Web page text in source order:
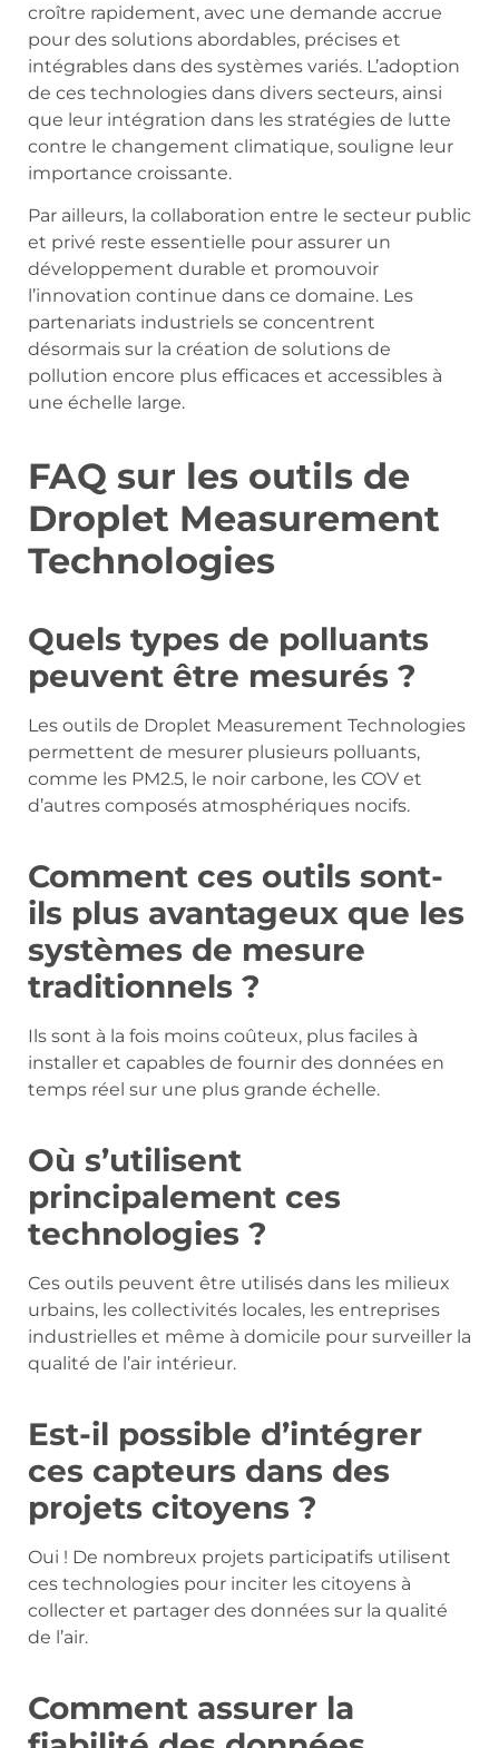
croître rapidement, avec une demande accrue
pour des solutions abordables, précises et
intégrables dans des systèmes variés. L’adoption
de ces technologies dans divers secteurs, ainsi
que leur intégration dans les stratégies de lutte
contre le changement climatique, souligne leur
importance croissante.
Par ailleurs, la collaboration entre le secteur public
et privé reste essentielle pour assurer un
développement durable et promouvoir
l’innovation continue dans ce domaine. Les
partenariats industriels se concentrent
désormais sur la création de solutions de
pollution encore plus efficaces et accessibles à
une échelle large.
FAQ sur les outils de
Droplet Measurement
Technologies
Quels types de polluants
peuvent être mesurés ?
Les outils de Droplet Measurement Technologies
permettent de mesurer plusieurs polluants,
comme les PM2.5, le noir carbone, les COV et
d’autres composés atmosphériques nocifs.
Comment ces outils sont-
ils plus avantageux que les
systèmes de mesure
traditionnels ?
Ils sont à la fois moins coûteux, plus faciles à
installer et capables de fournir des données en
temps réel sur une plus grande échelle.
Où s’utilisent
principalement ces
technologies ?
Ces outils peuvent être utilisés dans les milieux
urbains, les collectivités locales, les entreprises
industrielles et même à domicile pour surveiller la
qualité de l’air intérieur.
Est-il possible d’intégrer
ces capteurs dans des
projets citoyens ?
Oui ! De nombreux projets participatifs utilisent
ces technologies pour inciter les citoyens à
collecter et partager des données sur la qualité
de l’air.
Comment assurer la